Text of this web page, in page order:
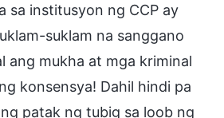
sa institusyon ng CCP ay
suklam na sanggano
ang mukha at mga kriminal
konsensya! Dahil hindi pa
patak ng tubig sa loob ng